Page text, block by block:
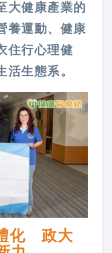
大健康產業的
養運動、健康
住行心理健
活生態系。
化 政大